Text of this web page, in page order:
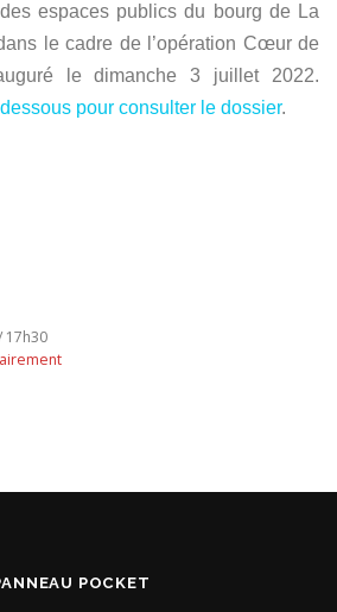
espaces publics du bourg de La
le cadre de l’opération Cœur de
le dimanche 3 juillet 2022.
pour consulter le dossier.
17h30
POCKET